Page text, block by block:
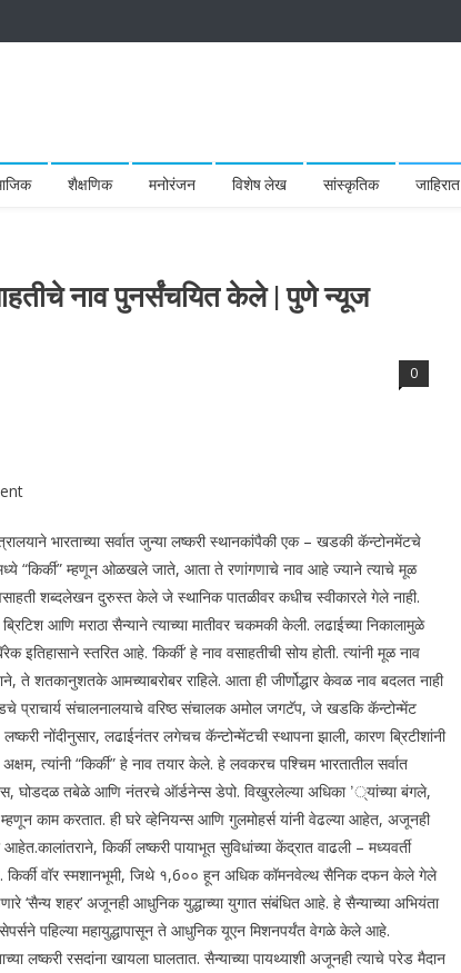
शैक्षणिक मनोरंजन विशेष लेख सांस्कृतिक जाहिरात
नाव पुनर्संचयित केले | पुणे न्यूज
0
भारताच्या सर्वात जुन्या लष्करी स्थानकांपैकी एक – खडकी कॅन्टोनमेंटचे
“किर्की” म्हणून ओळखले जाते, आता ते रणांगणाचे नाव आहे ज्याने त्याचे मूळ
शब्दलेखन दुरुस्त केले जे स्थानिक पातळीवर कधीच स्वीकारले गेले नाही.
आणि मराठा सैन्याने त्याच्या मातीवर चकमकी केली. लढाईच्या निकालामुळे
इतिहासाने स्तरित आहे. ‘किर्की’ हे नाव वसाहतीची सोय होती. त्यांनी मूळ नाव
ते शतकानुशतके आमच्याबरोबर राहिले. आता ही जीर्णोद्धार केवळ नाव बदलत नाही
प्राचार्य संचालनालयाचे वरिष्ठ संचालक अमोल जगटॅप, जे खडकि कॅन्टोन्मेंट
लष्करी नोंदीनुसार, लढाईनंतर लगेचच कॅन्टोन्मेंटची स्थापना झाली, कारण ब्रिटीशांनी
त्यांनी “किर्की” हे नाव तयार केले. हे लवकरच पश्चिम भारतातील सर्वात
घोडदळ तबेळे आणि नंतरचे ऑर्डनेन्स डेपो. विखुरलेल्या अधिका ’्यांच्या बंगले,
काम करतात. ही घरे व्हेनियन्स आणि गुलमोहर्स यांनी वेढल्या आहेत, अजूनही
आहेत.कालांतराने, किर्की लष्करी पायाभूत सुविधांच्या केंद्रात वाढली – मध्यवर्ती
किर्की वॉर स्मशानभूमी, जिथे १,6०० हून अधिक कॉमनवेल्थ सैनिक दफन केले गेले
‘सैन्य शहर’ अजूनही आधुनिक युद्धाच्या युगात संबंधित आहे. हे सैन्याच्या अभियंता
सेपर्सने पहिल्या महायुद्धापासून ते आधुनिक यूएन मिशनपर्यंत वेगळे केले आहे.
लष्करी रसदांना खायला घालतात. सैन्याच्या पायथ्याशी अजूनही त्याचे परेड मैदान